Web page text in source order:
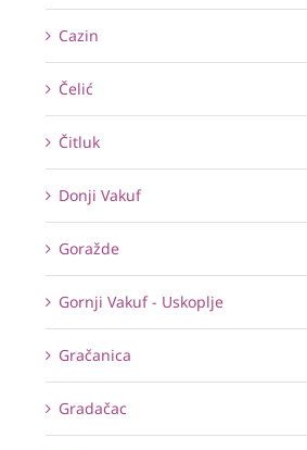
Cazin
Čelić
Čitluk
Donji Vakuf
Goražde
Gornji Vakuf - Uskoplje
Gračanica
Gradačac